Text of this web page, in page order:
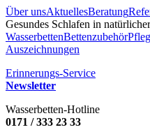
Über unsAktuellesBeratung
Gesundes Schlafen in
WasserbettenBettenzubehör
Auszeichnungen
Erinnerungs-Service
Newsletter
Wasserbetten-Hotline
0171 / 333 23 33